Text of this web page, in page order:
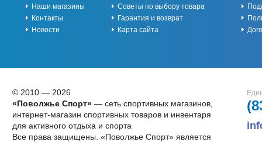
Наши магазины
Контакты
Новости
Советы по выбору товара
Гарантия и возврат
Карта сайта
© 2010 — 2026
«Поволжье Спорт»— сеть спортивных магазинов,
интернет-магазин спортивных товаров и инвентаря
для активного отдыха и спорта
Все права защищены. «Поволжье Спорт» является